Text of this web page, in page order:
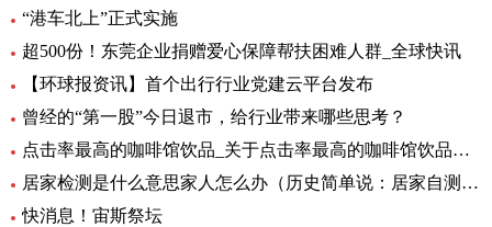
“港车北上”正式实施
超500份！东莞企业捐赠爱心保障帮扶困难人群_全球快讯
【环球报资讯】首个出行行业党建云平台发布
曾经的“第一股”今日退市，给行业带来哪些思考？
点击率最高的咖啡馆饮品_关于点击率最高的咖啡馆饮品介绍
居家检测是什么意思家人怎么办（历史简单说：居家自测阳性怎么办专家解答） 全球快资讯
快消息！宙斯祭坛